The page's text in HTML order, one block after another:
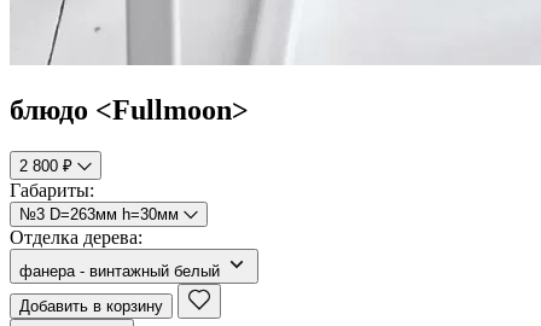
блюдо <Fullmoon>
2 800 ₽
Габариты:
№3 D=263мм h=30мм
Отделка дерева:
фанера - винтажный белый
Добавить в корзину